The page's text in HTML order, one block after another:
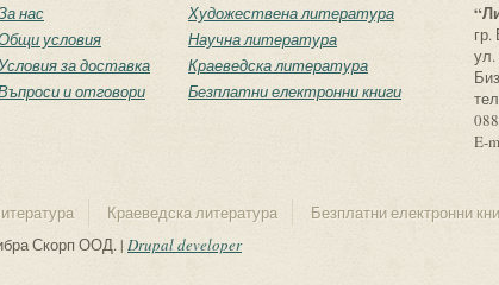
нас
условия
за доставка
и отговори
Художествена литература
Научна литература
Краеведска литература
Безплатни електронни книги
гр.
E-
Краеведска литература
Безплатни електронни
Скорп ООД. | Drupal developer